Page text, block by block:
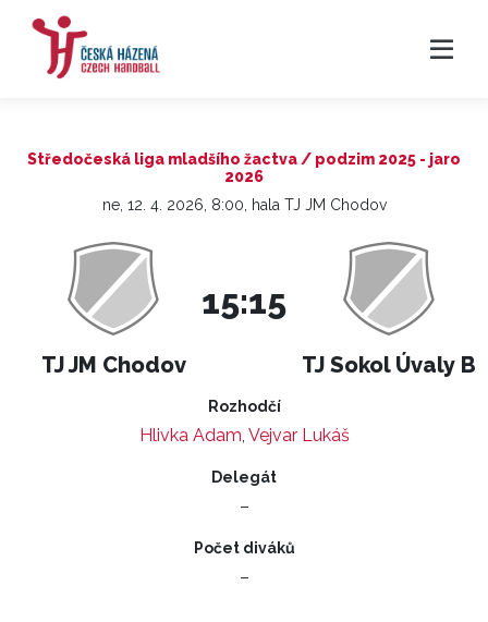
Středočeská liga mladšího žactva / podzim 2025 - jaro
2026
ne, 12. 4. 2026, 8:00, hala TJ JM Chodov
TJ JM Chodov
15:15
TJ Sokol Úvaly B
Rozhodčí
Hlivka Adam, Vejvar Lukáš
Delegát
–
Počet diváků
–